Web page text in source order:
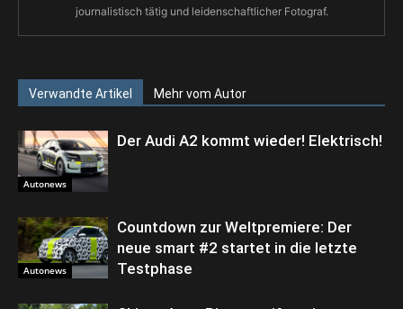
journalistisch tätig und leidenschaftlicher Fotograf.
Verwandte Artikel Mehr vom Autor
Autonews
Der Audi A2 kommt wieder! Elektrisch!
Autonews
Countdown zur Weltpremiere: Der
neue smart #2 startet in die letzte
Testphase